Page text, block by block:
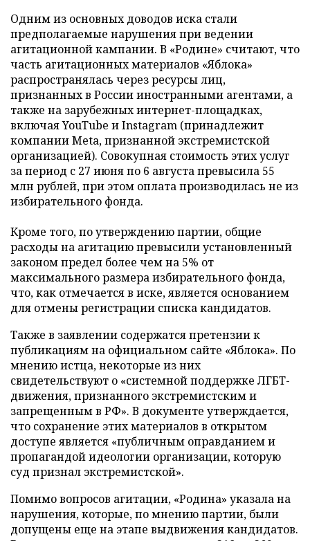
Одним из основных доводов иска стали
предполагаемые нарушения при ведении
агитационной кампании. В «Родине» считают, что
часть агитационных материалов «Яблока»
распространялась через ресурсы лиц,
признанных в России иностранными агентами, а
также на зарубежных интернет-площадках,
включая YouTube и Instagram (принадлежит
компании Meta, признанной экстремистской
организацией). Совокупная стоимость этих услуг
за период с 27 июня по 6 августа превысила 55
млн рублей, при этом оплата производилась не из
избирательного фонда.
Кроме того, по утверждению партии, общие
расходы на агитацию превысили установленный
законом предел более чем на 5% от
максимального размера избирательного фонда,
что, как отмечается в иске, является основанием
для отмены регистрации списка кандидатов.
Также в заявлении содержатся претензии к
публикациям на официальном сайте «Яблока». По
мнению истца, некоторые из них
свидетельствуют о «системной поддержке ЛГБТ-
движения, признанного экстремистским и
запрещенным в РФ». В документе утверждается,
что сохранение этих материалов в открытом
доступе является «публичным оправданием и
пропагандой идеологии организации, которую
суд признал экстремистской».
Помимо вопросов агитации, «Родина» указала на
нарушения, которые, по мнению партии, были
допущены еще на этапе выдвижения кандидатов.